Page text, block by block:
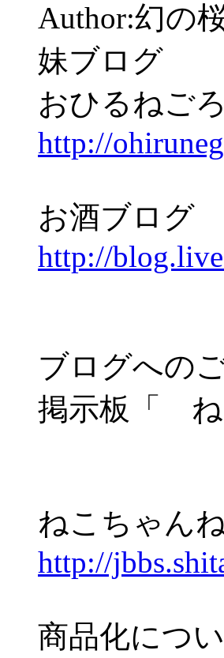
Author:幻の
妹ブログ
おひるねご
http://
お酒ブログ
http://
ブログへの
掲示板「
ねこちゃん
http://
商品化につ